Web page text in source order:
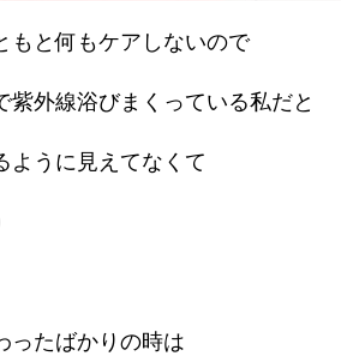
もと何もケアしないので
紫外線浴びまくっている私だと
ように見えてなくて
ったばかりの時は